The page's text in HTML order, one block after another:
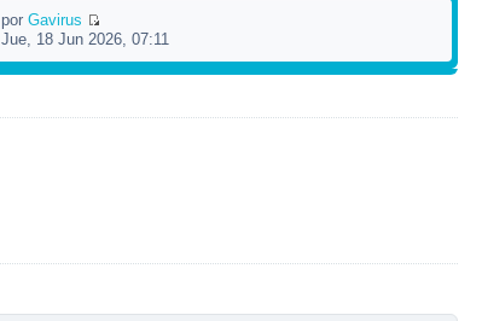
porGavirus
Jue, 18 Jun 2026, 07:11